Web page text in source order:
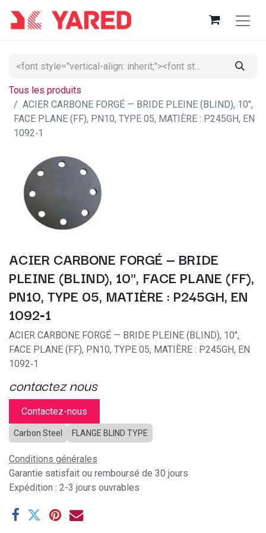
Tous les produits
ACIER CARBONE FORGÉ — BRIDE PLEINE (BLIND), 10",
FACE PLANE (FF), PN10, TYPE 05, MATIÈRE : P245GH, EN
1092‑1
ACIER CARBONE FORGÉ — BRIDE
PLEINE (BLIND), 10", FACE PLANE (FF),
PN10, TYPE 05, MATIÈRE : P245GH, EN
1092‑1
ACIER CARBONE FORGÉ — BRIDE PLEINE (BLIND), 10",
FACE PLANE (FF), PN10, TYPE 05, MATIÈRE : P245GH, EN
1092‑1
contactez nous
Contactez-nous
Carbon Steel FLANGE BLIND TYPE
Conditions générales
Garantie satisfait ou remboursé de 30 jours
Expédition : 2-3 jours ouvrables